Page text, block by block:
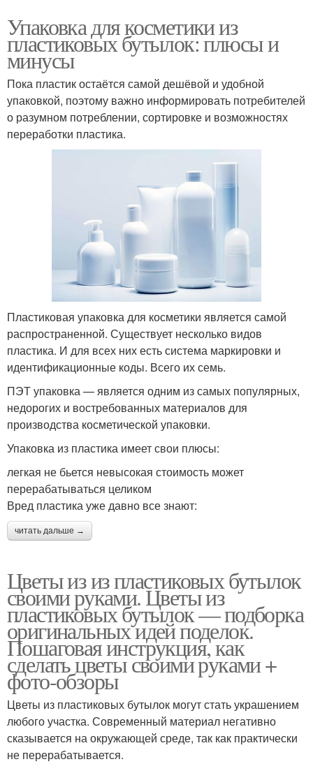
Упаковка для косметики из
пластиковых бутылок: плюсы и
минусы
Пока пластик остаётся самой дешёвой и удобной
упаковкой, поэтому важно информировать потребителей
о разумном потреблении, сортировке и возможностях
переработки пластика.
Пластиковая упаковка для косметики является самой
распространенной. Существует несколько видов
пластика. И для всех них есть система маркировки и
идентификационные коды. Всего их семь.
ПЭТ упаковка — является одним из самых популярных,
недорогих и востребованных материалов для
производства косметической упаковки.
Упаковка из пластика имеет свои плюсы:
легкая не бьется невысокая стоимость может
перерабатываться целиком
Вред пластика уже давно все знают:
читать дальше →
Цветы из из пластиковых бутылок
своими руками. Цветы из
пластиковых бутылок — подборка
оригинальных идей поделок.
Пошаговая инструкция, как
сделать цветы своими руками +
фото-обзоры
Цветы из пластиковых бутылок могут стать украшением
любого участка. Современный материал негативно
сказывается на окружающей среде, так как практически
не перерабатывается.